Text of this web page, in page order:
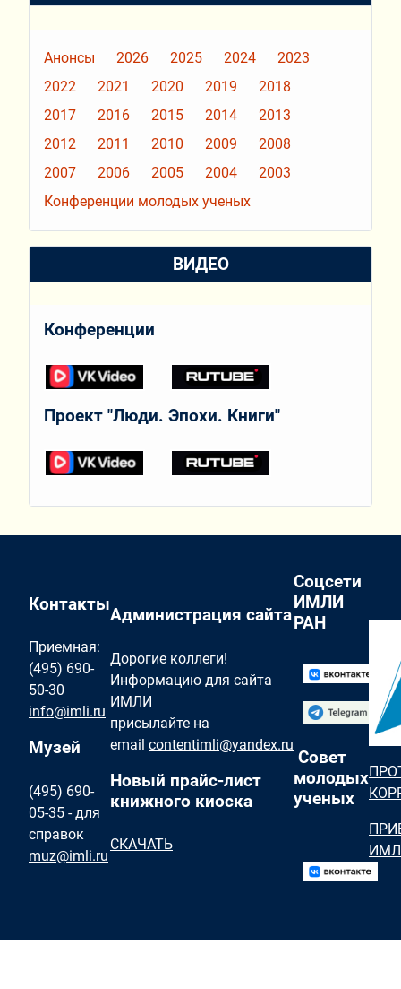
Анонсы 2026 2025 2024
2023
2022
2021 2020 2019
2018
2017
2016 2015 2014
2013
2012
2011 2010 2009
2008
2007
2006 2005 2004
2003
Конференции молодых ученых
ВИДЕО
Конференции
Проект "Люди. Эпохи. Книги"
Контакты
Приемная:
(495) 690-
50-30
info@imli.ru
Музей
(495) 690-
05-35 - для
справок
muz@imli.ru
Администрация сайта
Дорогие коллеги!
Информацию для сайта
ИМЛИ
присылайте на
email contentimli@yandex.ru
Новый прайс-лист
книжного киоска
СКАЧАТЬ
Соцсети
ИМЛИ
РАН
Совет
молодых
ученых